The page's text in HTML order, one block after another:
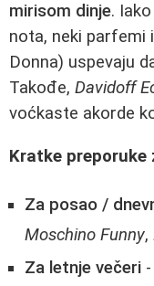
mirisom dinje.
nota, neki parfemi
Donna) uspevaju
Takođe, Davidoff
voćkaste akorde
Kratke
Za posao /
Moschino Funny,
Za letnje večeri -